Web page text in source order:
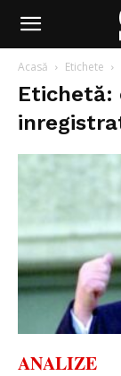
Acasă Etichete
Etichetă:
ANALIZE